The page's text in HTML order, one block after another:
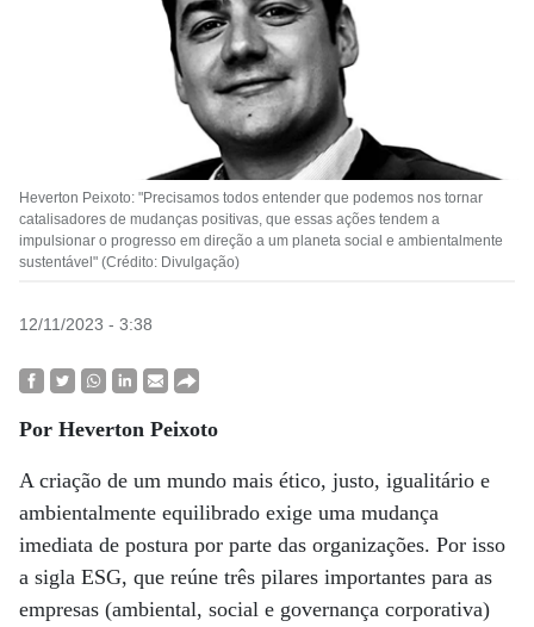
Heverton Peixoto: "Precisamos todos entender que podemos nos tornar
catalisadores de mudanças positivas, que essas ações tendem a
impulsionar o progresso em direção a um planeta social e ambientalmente
sustentável" (Crédito: Divulgação)
12/11/2023 - 3:38
Por Heverton Peixoto
A criação de um mundo mais ético, justo, igualitário e
ambientalmente equilibrado exige uma mudança
imediata de postura por parte das organizações. Por isso
a sigla ESG, que reúne três pilares importantes para as
empresas (ambiental, social e governança corporativa)